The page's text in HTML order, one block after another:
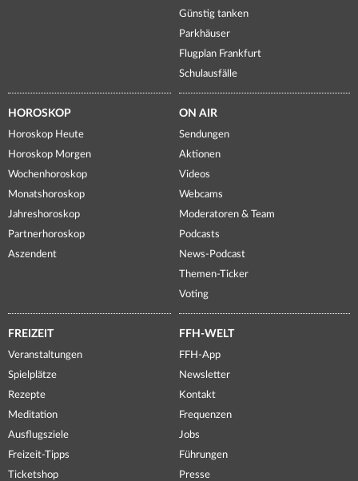
Günstig tanken
Parkhäuser
Flugplan Frankfurt
Schulausfälle
HOROSKOP
Horoskop Heute
Horoskop Morgen
Wochenhoroskop
Monatshoroskop
Jahreshoroskop
Partnerhoroskop
Aszendent
ON AIR
Sendungen
Aktionen
Videos
Webcams
Moderatoren & Team
Podcasts
News-Podcast
Themen-Ticker
Voting
FREIZEIT
Veranstaltungen
Spielplätze
Rezepte
Meditation
Ausflugsziele
Freizeit-Tipps
Ticketshop
FFH-WELT
FFH-App
Newsletter
Kontakt
Frequenzen
Jobs
Führungen
Presse